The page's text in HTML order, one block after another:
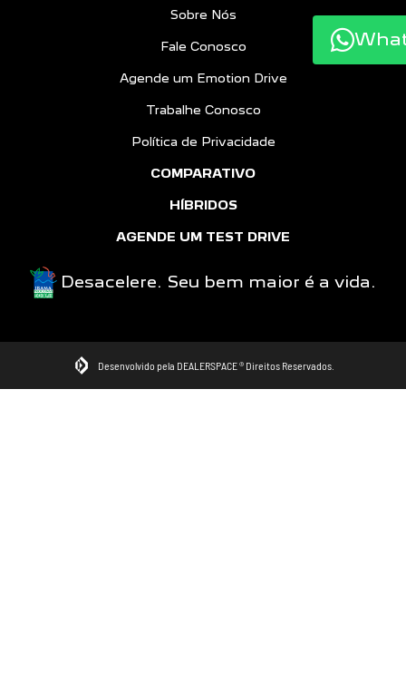
Sobre Nós
Fale Conosco
Agende um Emotion Drive
Trabalhe Conosco
Política de Privacidade
COMPARATIVO
HÍBRIDOS
AGENDE UM TEST DRIVE
Desacelere. Seu bem maior é a vida.
Desenvolvido pela DEALERSPACE ® Direitos Reservados.